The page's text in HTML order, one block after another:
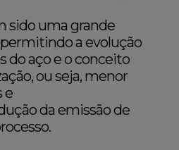
sido uma grande
a evolução
do aço e o conceito
ou seja, menor
e
da emissão de